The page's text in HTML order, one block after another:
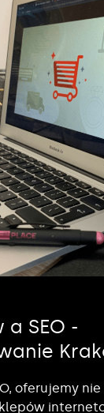
SEO -
oferujemy